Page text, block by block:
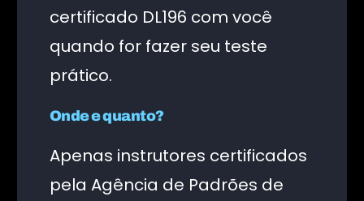
certificado DL196 com você
quando for fazer seu teste
prático.
Onde e quanto?
Apenas instrutores certificados
pela Agência de Padrões de